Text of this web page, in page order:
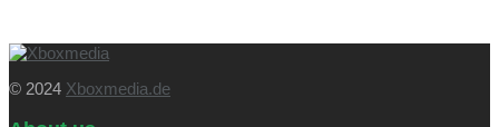
© 2024 Xboxmedia.de